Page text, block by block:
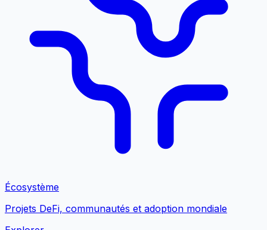
Écosystème
Projets DeFi, communautés et adoption mondiale